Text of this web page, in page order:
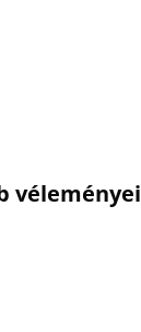
véleményei